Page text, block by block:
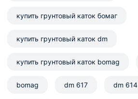
купить грунтовый каток бомаг
купить грунтовый каток dm
купить грунтовый каток bomag
bomag dm 617 dm 614